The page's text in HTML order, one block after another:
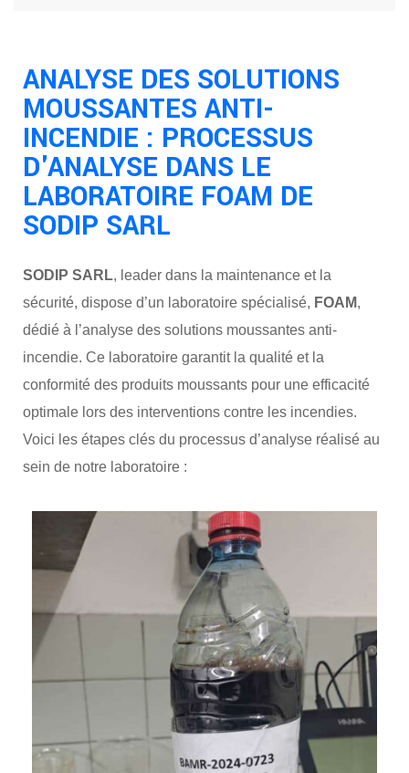
ANALYSE DES SOLUTIONS
MOUSSANTES ANTI-
INCENDIE : PROCESSUS
D'ANALYSE DANS LE
LABORATOIRE FOAM DE
SODIP SARL
SODIP SARL, leader dans la maintenance et la
sécurité, dispose d’un laboratoire spécialisé, FOAM,
dédié à l’analyse des solutions moussantes anti-
incendie. Ce laboratoire garantit la qualité et la
conformité des produits moussants pour une efficacité
optimale lors des interventions contre les incendies.
Voici les étapes clés du processus d’analyse réalisé au
sein de notre laboratoire :